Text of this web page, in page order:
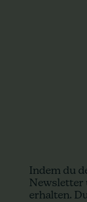
werden. Diese
dass No
bietet. Ihr
Vielzahl von
vergleichen:
Indem du
Newsletter
erhalten.